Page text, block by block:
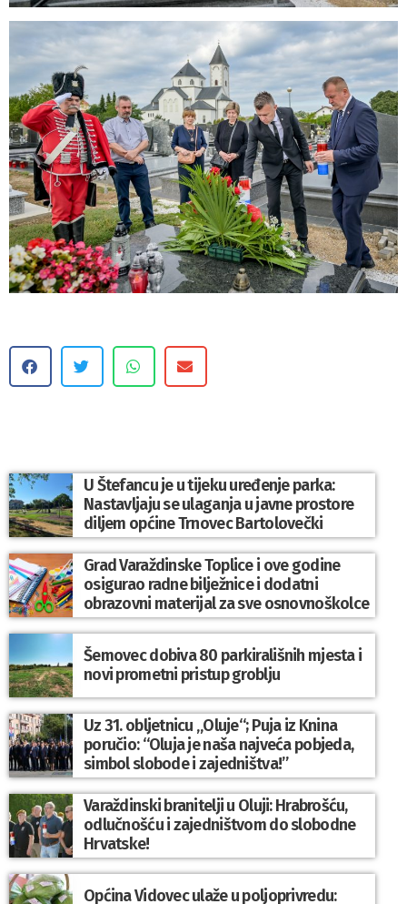
U Štefancu je u tijeku uređenje parka:
Nastavljaju se ulaganja u javne prostore
diljem općine Trnovec Bartolovečki
Grad Varaždinske Toplice i ove godine
osigurao radne bilježnice i dodatni
obrazovni materijal za sve osnovnoškolce
Šemovec dobiva 80 parkirališnih mjesta i
novi prometni pristup groblju
Uz 31. obljetnicu „Oluje“; Puja iz Knina
poručio: “Oluja je naša najveća pobjeda,
simbol slobode i zajedništva!”
Varaždinski branitelji u Oluji: Hrabrošću,
odlučnošću i zajedništvom do slobodne
Hrvatske!
Općina Vidovec ulaže u poljoprivredu: